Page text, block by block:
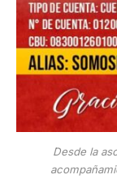
Desde la